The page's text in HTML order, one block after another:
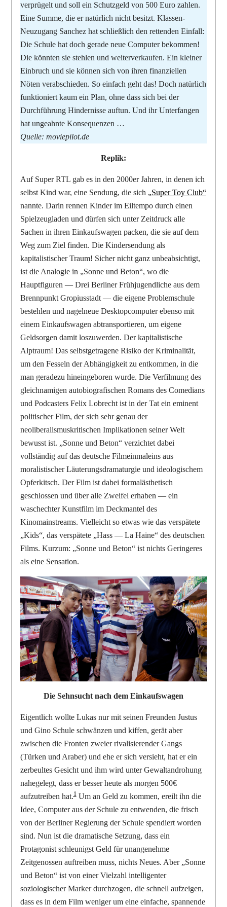
verprügelt und soll ein Schutzgeld von 500 Euro zahlen.
Eine Summe, die er natürlich nicht besitzt. Klassen-
Neuzugang Sanchez hat schließlich den rettenden Einfall:
Die Schule hat doch gerade neue Computer bekommen!
Die könnten sie stehlen und weiterverkaufen. Ein kleiner
Einbruch und sie können sich von ihren finanziellen
Nöten verabschieden. So einfach geht das! Doch natürlich
funktioniert kaum ein Plan, ohne dass sich bei der
Durchführung Hindernisse auftun. Und ihr Unterfangen
hat ungeahnte Konsequenzen …
Quelle: moviepilot.de
Replik:
Auf Super RTL gab es in den 2000er Jahren, in denen ich
selbst Kind war, eine Sendung, die sich „Super Toy Club“
nannte. Darin rennen Kinder im Eiltempo durch einen
Spielzeugladen und dürfen sich unter Zeitdruck alle
Sachen in ihren Einkaufswagen packen, die sie auf dem
Weg zum Ziel finden. Die Kindersendung als
kapitalistischer Traum! Sicher nicht ganz unbeabsichtigt,
ist die Analogie in „Sonne und Beton“, wo die
Hauptfiguren — Drei Berliner Frühjugendliche aus dem
Brennpunkt Gropiusstadt — die eigene Problemschule
bestehlen und nagelneue Desktopcomputer ebenso mit
einem Einkaufswagen abtransportieren, um eigene
Geldsorgen damit loszuwerden. Der kapitalistische
Alptraum! Das selbstgetragene Risiko der Kriminalität,
um den Fesseln der Abhängigkeit zu entkommen, in die
man geradezu hineingeboren wurde. Die Verfilmung des
gleichnamigen autobiografischen Romans des Comedians
und Podcasters Felix Lobrecht ist in der Tat ein eminent
politischer Film, der sich sehr genau der
neoliberalismuskritischen Implikationen seiner Welt
bewusst ist. „Sonne und Beton“ verzichtet dabei
vollständig auf das deutsche Filmeinmaleins aus
moralistischer Läuterungsdramaturgie und ideologischem
Opferkitsch. Der Film ist dabei formalästhetisch
geschlossen und über alle Zweifel erhaben — ein
waschechter Kunstfilm im Deckmantel des
Kinomainstreams. Vielleicht so etwas wie das verspätete
„Kids“, das verspätete „Hass — La Haine“ des deutschen
Films. Kurzum: „Sonne und Beton“ ist nichts Geringeres
als eine Sensation.
Die Sehnsucht nach dem Einkaufswagen
Eigentlich wollte Lukas nur mit seinen Freunden Justus
und Gino Schule schwänzen und kiffen, gerät aber
zwischen die Fronten zweier rivalisierender Gangs
(Türken und Araber) und ehe er sich versieht, hat er ein
zerbeultes Gesicht und ihm wird unter Gewaltandrohung
nahegelegt, dass er besser heute als morgen 500€
aufzutreiben hat.1Um an Geld zu kommen, ereilt ihn die
Idee, Computer aus der Schule zu entwenden, die frisch
von der Berliner Regierung der Schule spendiert worden
sind. Nun ist die dramatische Setzung, dass ein
Protagonist schleunigst Geld für unangenehme
Zeitgenossen auftreiben muss, nichts Neues. Aber „Sonne
und Beton“ ist von einer Vielzahl intelligenter
soziologischer Marker durchzogen, die schnell aufzeigen,
dass es in dem Film weniger um eine einfache, spannende